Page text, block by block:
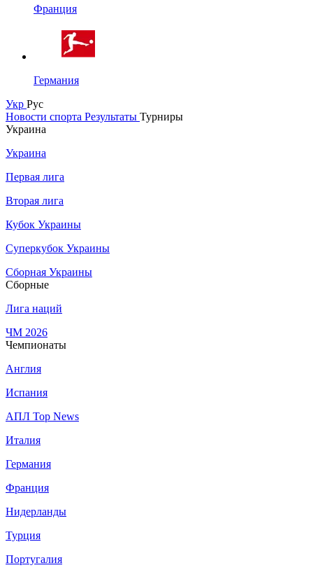
Франция
Германия
Укр Рус
Новости спорта Результаты Турниры
Украина
Украина
Первая лига
Вторая лига
Кубок Украины
Суперкубок Украины
Сборная Украины
Сборные
Лига наций
ЧМ 2026
Чемпионаты
Англия
Испания
АПЛ Top News
Италия
Германия
Франция
Нидерланды
Турция
Португалия